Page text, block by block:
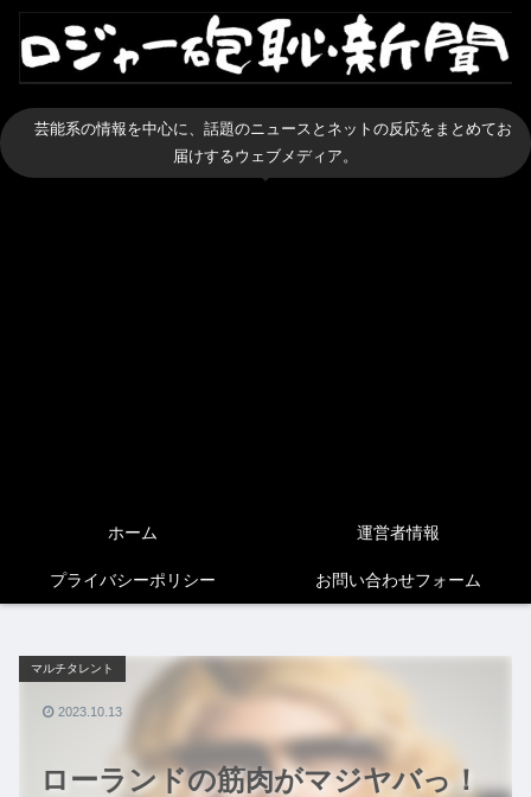
芸能系の情報を中心に、話題のニュースとネットの反応をまとめてお
届けするウェブメディア。
ホーム 運営者情報
プライバシーポリシー お問い合わせフォーム
ローランドの筋肉がマジヤバっ！
マルチタレント
2023.10.13